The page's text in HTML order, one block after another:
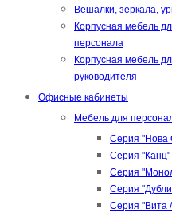
Вешалки, зеркала,
Корпусная мебель
персонала
Корпусная мебель
руководителя
Офисные кабинеты
Мебель для
Серия "Нова
Серия "Канц"
Серия
Серия
Серия "Вита